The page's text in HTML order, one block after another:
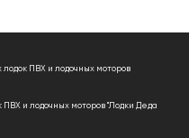
ПВХ и лодочных моторов
и лодочных моторов "Лодки Деда